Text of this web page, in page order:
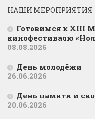
НАШИ МЕРОПРИЯТИЯ
Готовимся к XIII
кинофестивалю
08.08.2026
День молодёжи
26.06.2026
День памяти и
20.06.2026